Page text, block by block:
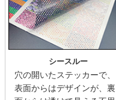
シースルー
穴の開いたステッカーで、
表面からはデザインが、裏